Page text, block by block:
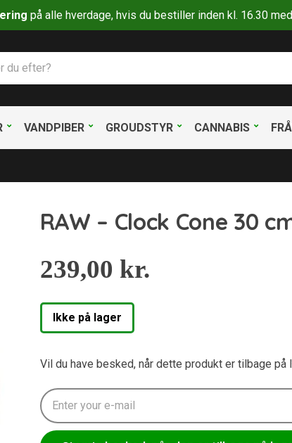
på alle hverdage, hvis du bestiller inden kl. 16.30
VANDPIBER GROUDSTYR CANNABIS
RAW – Clock Cone 30
239,00 kr.
Ikke på lager
Vil du have besked, når dette produkt er tilbage på